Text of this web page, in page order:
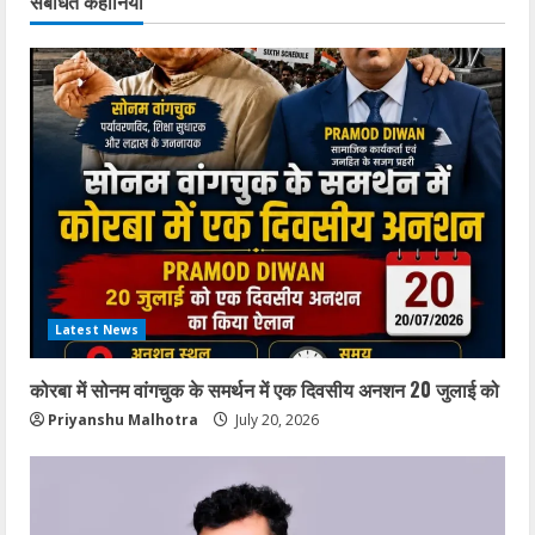
Latest News
कोरबा में सोनम वांगचुक के समर्थन में एक दिवसीय अनशन 20 जुलाई को
Priyanshu Malhotra July 20, 2026